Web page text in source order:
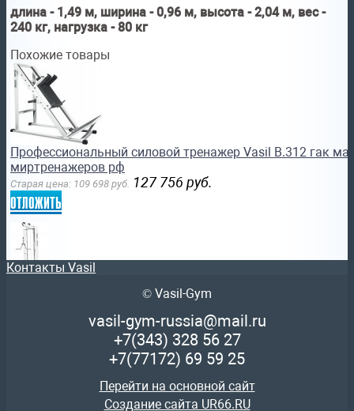
длина - 1,49 м, ширина - 0,96 м, высота - 2,04 м, вес -
240 кг, нагрузка - 80 кг
Похожие товары
Профессиональный силовой тренажер Vasil B.312 гак
миртренажеров рф
Старая цена: 109 698 руб. 127 756 руб.
отложить
Профессиональный силовой тренажер Vasil B.303
руб. 86 357 руб.
Контакты Vasil
© Vasil-Gym
vasil-gym-russia@mail.ru
+7(343) 328 56 27
+7(77172) 69 59 25
Перейти на основной сайт
Создание сайта UR66.RU